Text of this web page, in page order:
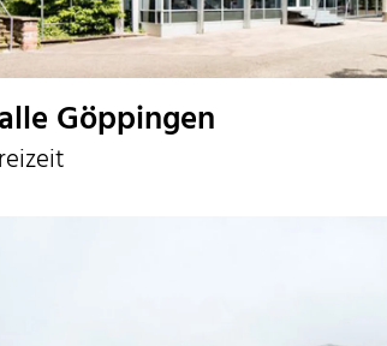
Göppingen